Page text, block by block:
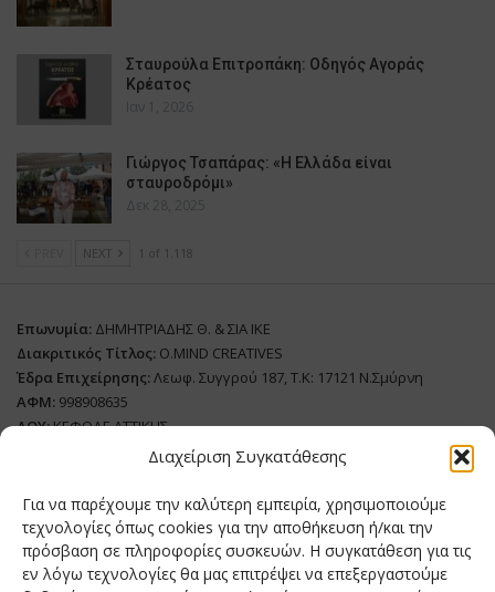
Διαχείριση Συγκατάθεσης
Για να παρέχουμε την καλύτερη εμπειρία, χρησιμοποιούμε
τεχνολογίες όπως cookies για την αποθήκευση ή/και την
πρόσβαση σε πληροφορίες συσκευών. Η συγκατάθεση για τις
εν λόγω τεχνολογίες θα μας επιτρέψει να επεξεργαστούμε
Σταυρούλα Επιτροπάκη: Οδηγός Αγοράς
Κρέατος
Ιαν 1, 2026
Γιώργος Τσαπάρας: «Η Ελλάδα είναι
σταυροδρόμι»
Δεκ 28, 2025
NEXT 1 of 1.118
Επωνυμία: ΔΗΜΗΤΡΙΑΔΗΣ Θ. & ΣΙΑ ΙΚΕ
Διακριτικός Τίτλος: O.MIND CREATIVES
Έδρα Επιχείρησης:Λεωφ. Συγγρού 187, Τ.Κ: 17121 Ν.Σμύρνη
ΑΦΜ: 998908635
ΔΟΥ:ΚΕΦΟΔΕ ΑΤΤΙΚΗΣ
Όνομα Ιδιοκτήτη και Νόμιμο Πρόσωπο: Θεόδωρος Δημητριάδης
Διευθυντής Σύνταξης:Ευθυμιάτου Μαίρη
Domain:grillmagazine.gr
Δικαιούχος Domain:Θεόδωρος Δημητριάδης
Διευθυντής:Θεόδωρος Δημητριάδης